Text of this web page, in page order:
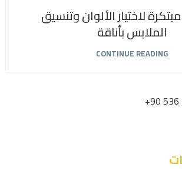
لاختيار الألوان وتنسيق
الملابس بأناقة
CONTINUE READING
+90